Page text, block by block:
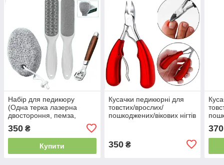
Набір для педикюру
(Одна терка лазерна
двостороння, пемза,
станок, запаска/терка, 10
лез)
350 ₴
Купити
Кусачки педикюрні для
товстих/врослих/
пошкоджених/вікових нігтів
350₴
370